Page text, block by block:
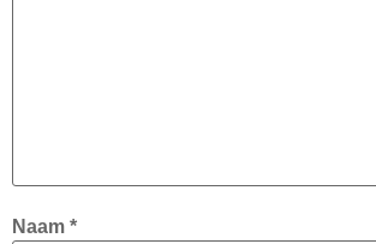
Naam *